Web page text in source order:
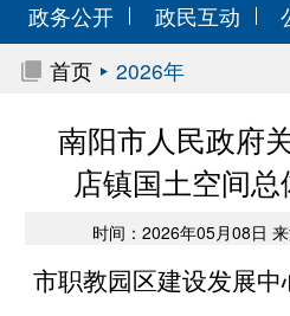
政务公开
政民互动
首页
2026年
南阳市人民政府
店镇国土空间
时间：2026年05月08日
市职教园区建设发展中